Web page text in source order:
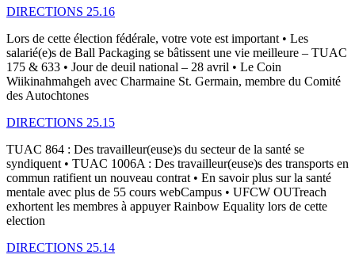
DIRECTIONS 25.16
Lors de cette élection fédérale, votre vote est important • Les
salarié(e)s de Ball Packaging se bâtissent une vie meilleure – TUAC
175 & 633 • Jour de deuil national – 28 avril • Le Coin
Wiikinahmahgeh avec Charmaine St. Germain, membre du Comité
des Autochtones
DIRECTIONS 25.15
TUAC 864 : Des travailleur(euse)s du secteur de la santé se
syndiquent • TUAC 1006A : Des travailleur(euse)s des transports en
commun ratifient un nouveau contrat • En savoir plus sur la santé
mentale avec plus de 55 cours webCampus • UFCW OUTreach
exhortent les membres à appuyer Rainbow Equality lors de cette
election
DIRECTIONS 25.14